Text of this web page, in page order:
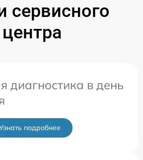
сервисного
центра
диагностика в день
подробнее